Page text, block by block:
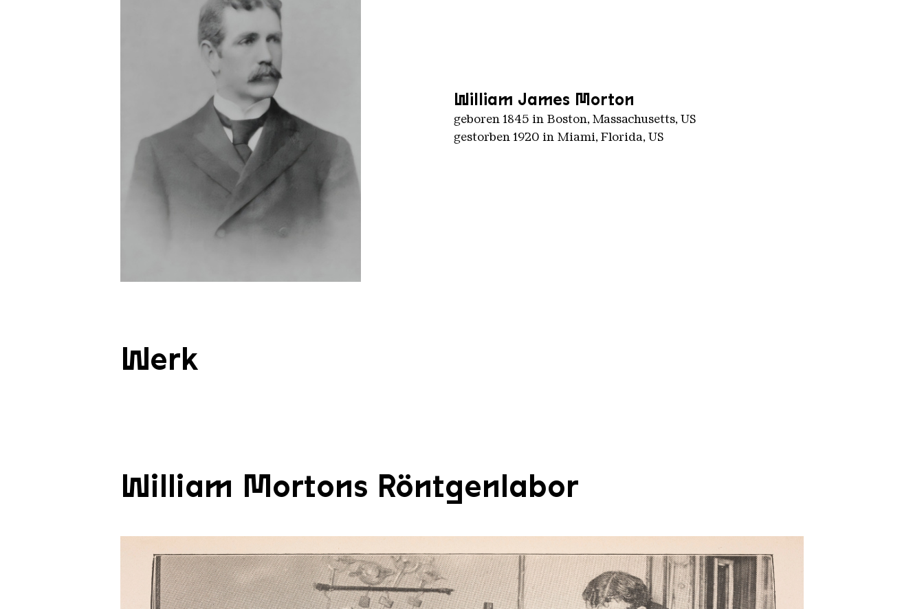
Portrait of William James Morton 18451920 from Physicians and Surgeons of America 2000 px
William James Morton
geboren 1845 in Boston, Massachusetts, US
gestorben 1920 in Miami, Florida, US
Werk
William Mortons Röntgenlabor